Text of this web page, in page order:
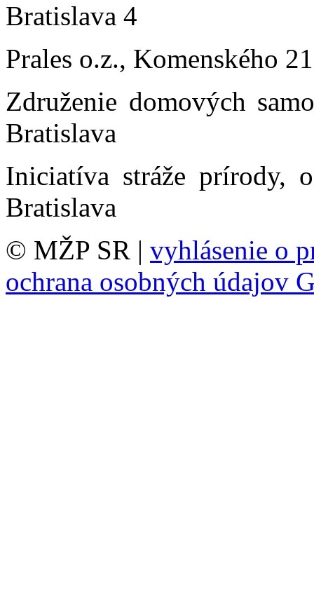
Bratislava 4
Prales o.z., Komenského
Združenie domových
Bratislava
Iniciatíva stráže
Bratislava
© MŽP SR | vyhlásenie o
ochrana osobných údajov